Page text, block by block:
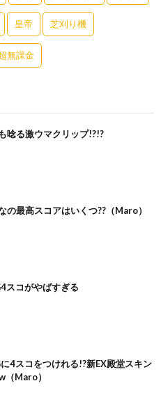
皇帝 芝刈り機
無課金
唸る激ウマクリップ!?!?
の最高スコアはいくつ??（Maro）
スコがやばすぎる
に4スコをつけれる!?新EX殿堂スキン
（Maro）